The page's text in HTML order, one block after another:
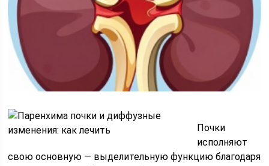
Почки
исполняют
свою основную — выделительную функцию благодаря